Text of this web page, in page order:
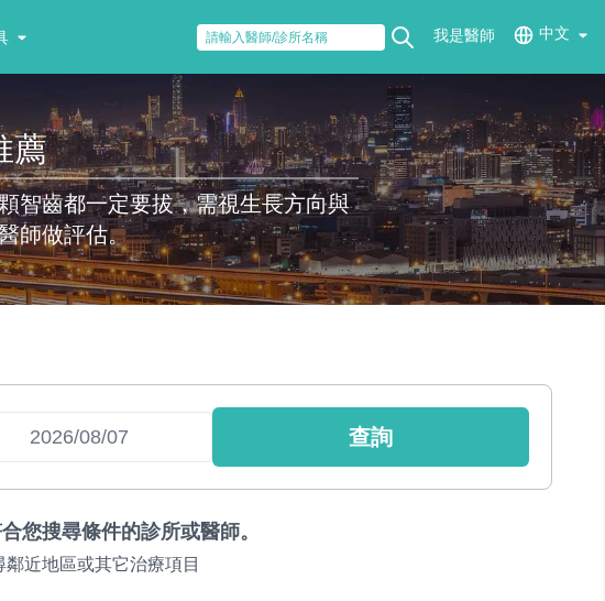
我是醫師 中文
薦
智齒都一定要拔，需視生長方向與
師做評估。
查詢
您搜尋條件的診所或醫師。
近地區或其它治療項目